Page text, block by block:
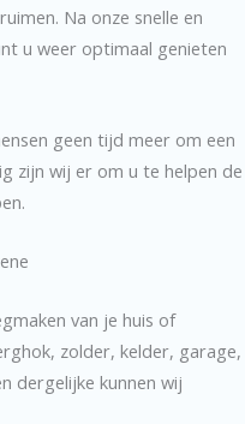
Na onze snelle en
u weer optimaal genieten
geen tijd meer om een
zijn wij er om u te helpen de
van je huis of
zolder, kelder, garage,
dergelijke kunnen wij